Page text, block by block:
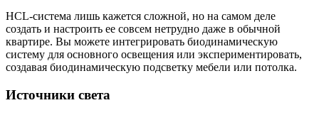
HCL-система лишь кажется сложной, но на самом деле
создать и настроить ее совсем нетрудно даже в обычной
квартире. Вы можете интегрировать биодинамическую
систему для основного освещения или экспериментировать,
создавая биодинамическую подсветку мебели или потолка.
Источники света